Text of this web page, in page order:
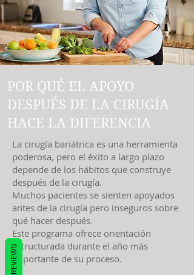
POR QUÉ EL APOYO
DESPUÉS DE LA CIRUGÍA
HACE LA DIFERENCIA
La cirugía bariátrica es una herramienta
poderosa, pero el éxito a largo plazo
depende de los hábitos que construye
después de la cirugía.
Muchos pacientes se sienten apoyados
antes de la cirugía pero inseguros sobre
qué hacer después.
Este programa ofrece orientación
estructurada durante el año más
importante de su proceso.
REVIEWS